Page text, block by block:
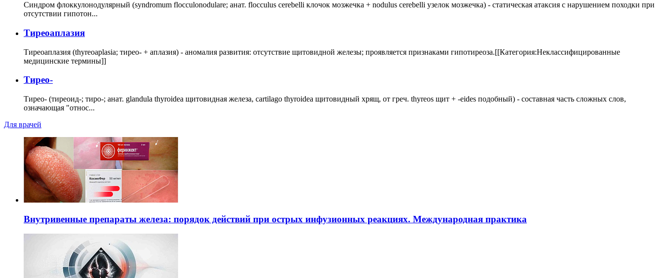
Синдром флоккулонодулярный (syndromum flocculonodulare; анат. flocculus cerebelli клочок мозжечка + nodulus cerebelli узелок мозжечка) - статическая атаксия с нарушением походки при
отсутствии гипотон...
Тиреоаплазия
Тиреоаплазия (thyreoaplasia; тирео- + аплазия) - аномалия развития: отсутствие щитовидной железы; проявляется признаками гипотиреоза.[[Категория:Неклассифицированные
медицинские термины]]
Тирео-
Тирео- (тиреоид-; тиро-; анат. glandula thyroidea щитовидная железа, cartilago thyroidea щитовидный хрящ, от греч. thyreos щит + -eides подобный) - составная часть сложных слов,
означающая "относ...
Для врачей
Внутривенные препараты железа: порядок действий при острых инфузионных реакциях. Международная практика